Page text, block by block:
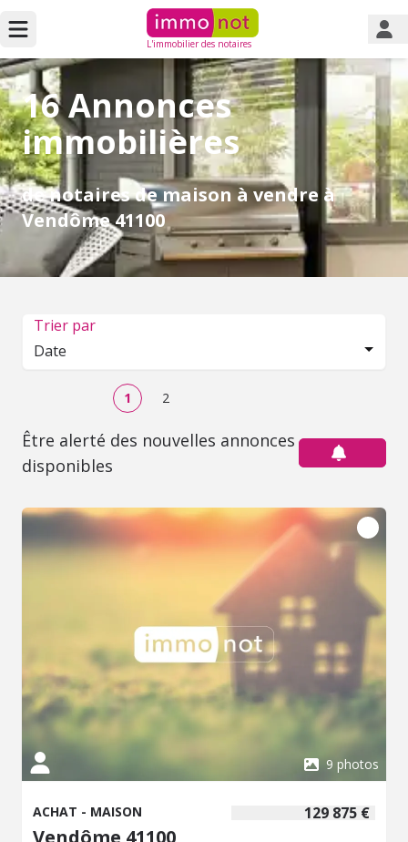
L'immobilier des notaires
16 Annonces
immobilières
de notaires de maison à vendre à
Vendôme 41100
Trier par
Date
1 2
Être alerté des nouvelles annonces
disponibles
9 photos
129 875 €
ACHAT - MAISON
Vendôme 41100